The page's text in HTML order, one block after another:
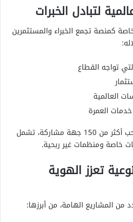
لتبادل الخبرات
كمنصة تجمع الخبراء والمستثمرين
تواجه القطاع
العالمية
العمرة
كما يضم المعرض المصاحب أكثر من 150 جهة مشاركة، تشمل
خاصة ومنظمات غير ربحية.
تعزز الهوية
المشاريع الهامة، من أبرزها: